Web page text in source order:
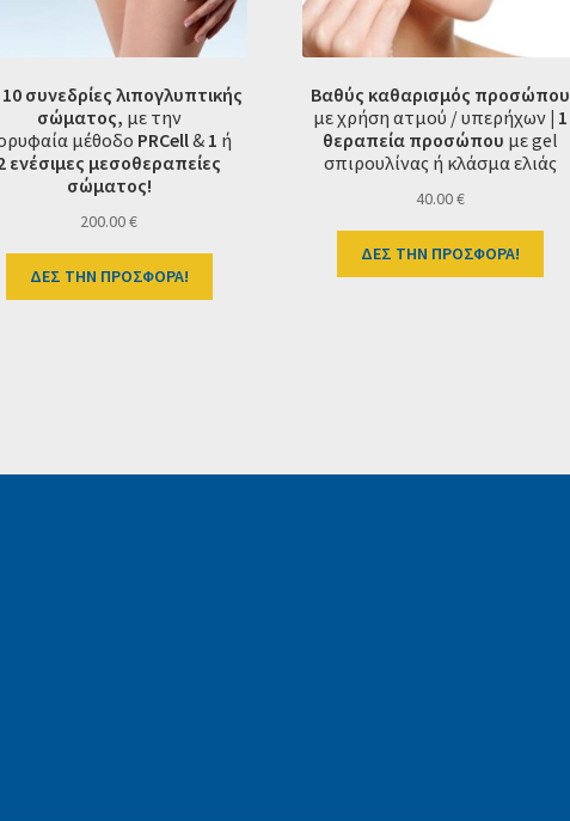
10 συνεδρίες λιπογλυπτικής
σώματος, με την
μέθοδο PRCell& 1 ή
ενέσιμες μεσοθεραπείες
σώματος!
200.00€
ΔΕΣ ΤΗΝ ΠΡΟΣΦΟΡΑ!
Βαθύς καθαρισμός προσώπου
με χρήση ατμού / υπερήχων | 1
θεραπεία προσώπου με gel
σπιρουλίνας ή κλάσμα ελιάς
40.00€
ΔΕΣ ΤΗΝ ΠΡΟΣΦΟΡΑ!